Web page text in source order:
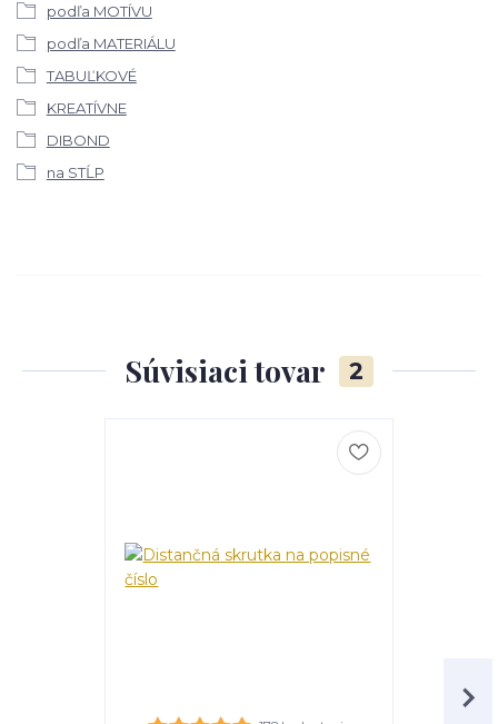
podľa MOTÍVU
podľa MATERIÁLU
TABUĽKOVÉ
KREATÍVNE
DIBOND
na STĹP
Súvisiaci tovar 2